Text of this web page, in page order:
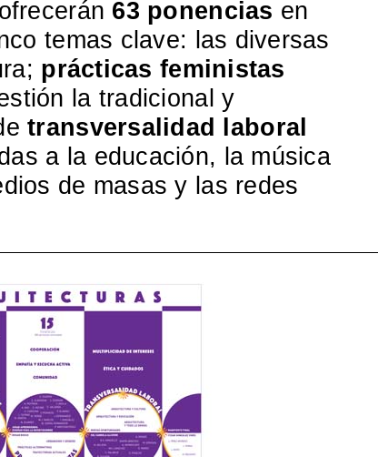
63 ponencias en
temas clave: las diversas
prácticas feministas
la tradicional y
transversalidad laboral
a la educación, la música
de masas y las redes